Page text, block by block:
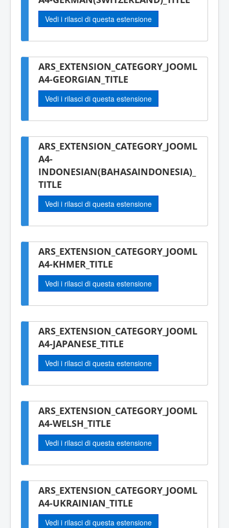
Vedi i rilasci di questa estensione
ARS_EXTENSION_CATEGORY_JOOML
A4-GEORGIAN_TITLE
Vedi i rilasci di questa estensione
ARS_EXTENSION_CATEGORY_JOOML
A4-
INDONESIAN(BAHASAINDONESIA)_
TITLE
Vedi i rilasci di questa estensione
ARS_EXTENSION_CATEGORY_JOOML
A4-KHMER_TITLE
Vedi i rilasci di questa estensione
ARS_EXTENSION_CATEGORY_JOOML
A4-JAPANESE_TITLE
Vedi i rilasci di questa estensione
ARS_EXTENSION_CATEGORY_JOOML
A4-WELSH_TITLE
Vedi i rilasci di questa estensione
ARS_EXTENSION_CATEGORY_JOOML
A4-UKRAINIAN_TITLE
Vedi i rilasci di questa estensione